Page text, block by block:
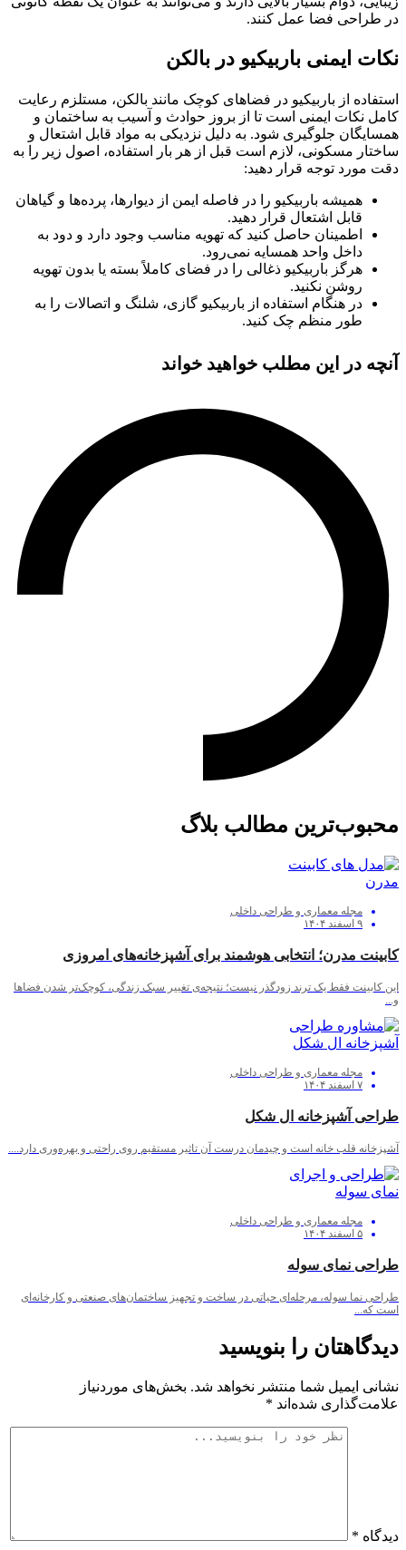
در طراحی فضا عمل کنند.
نکات ایمنی باربیکیو در بالکن
استفاده از باربیکیو در فضاهای کوچک مانند بالکن، مستلزم رعایت
کامل نکات ایمنی است تا از بروز حوادث و آسیب به ساختمان و
همسایگان جلوگیری شود. به دلیل نزدیکی به مواد قابل اشتعال و
ساختار مسکونی، لازم است قبل از هر بار استفاده، اصول زیر را به
دقت مورد توجه قرار دهید:
همیشه باربیکیو را در فاصله ایمن از دیوارها، پرده‌ها و گیاهان
قابل اشتعال قرار دهید.
اطمینان حاصل کنید که تهویه مناسب وجود دارد و دود به
داخل واحد همسایه نمی‌رود.
هرگز باربیکیو ذغالی را در فضای کاملاً بسته یا بدون تهویه
روشن نکنید.
در هنگام استفاده از باربیکیو گازی، شلنگ و اتصالات را به
طور منظم چک کنید.
آنچه در این مطلب خواهید خواند
محبوب‌ترین مطالب بلاگ
مجله معماری و طراحی داخلی
۹ اسفند ۱۴۰۴
کابینت مدرن؛ انتخابی هوشمند برای آشپزخانه‌های امروزی
این کابینت فقط یک ترند زودگذر نیست؛ نتیجه‌ی تغییر سبک زندگی، کوچک‌تر شدن فضاها
و...
مجله معماری و طراحی داخلی
۷ اسفند ۱۴۰۴
طراحی آشپزخانه ال شکل
آشپزخانه قلب خانه است و چیدمان درست آن تاثیر مستقیم روی راحتی و بهره‌وری دارد....
مجله معماری و طراحی داخلی
۵ اسفند ۱۴۰۴
طراحی نمای سوله
طراحی نما سوله، مرحله‌ای حیاتی در ساخت و تجهیز ساختمان‌های صنعتی و کارخانه‌ای
است که...
دیدگاهتان را بنویسید
نشانی ایمیل شما منتشر نخواهد شد. بخش‌های موردنیاز
علامت‌گذاری شده‌اند *
دیدگاه *